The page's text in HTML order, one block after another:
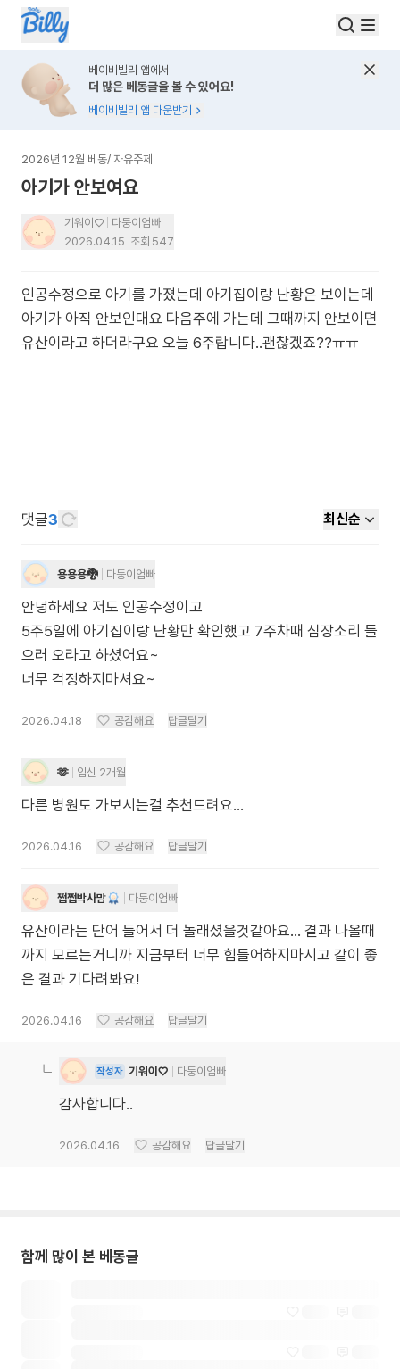
베이비빌리 앱에서
더 많은 베동글을 볼 수 있어요!
베이비빌리 앱 다운받기
2026년 12월 베동/ 자유주제
아기가 안보여요
기워이♡
다둥이엄빠
2026.04.15 조회 547
인공수정으로 아기를 가졌는데 아기집이랑 난황은 보이는데
아기가 아직 안보인대요 다음주에 가는데 그때까지 안보이면
유산이라고 하더라구요 오늘 6주랍니다..괜찮겠죠??ㅠㅠ
댓글3 최신순
용용용🐉 다둥이엄빠
안녕하세요 저도 인공수정이고
5주5일에 아기집이랑 난황만 확인했고 7주차때 심장소리 들
으러 오라고 하셨어요~
2026.04.18 공감해요 답글달기
🫶 임신 2개월
다른 병원도 가보시는걸 추천드려요...
2026.04.16 공감해요 답글달기
쩝쩝박사맘 다둥이엄빠
유산이라는 단어 들어서 더 놀래셨을것같아요… 결과 나올때
까지 모르는거니까 지금부터 너무 힘들어하지마시고 같이 좋
은 결과 기다려봐요!
2026.04.16 공감해요 답글달기
작성자 기워이♡ 다둥이엄빠
감사합니다..
2026.04.16 공감해요 답글달기
함께 많이 본 베동글